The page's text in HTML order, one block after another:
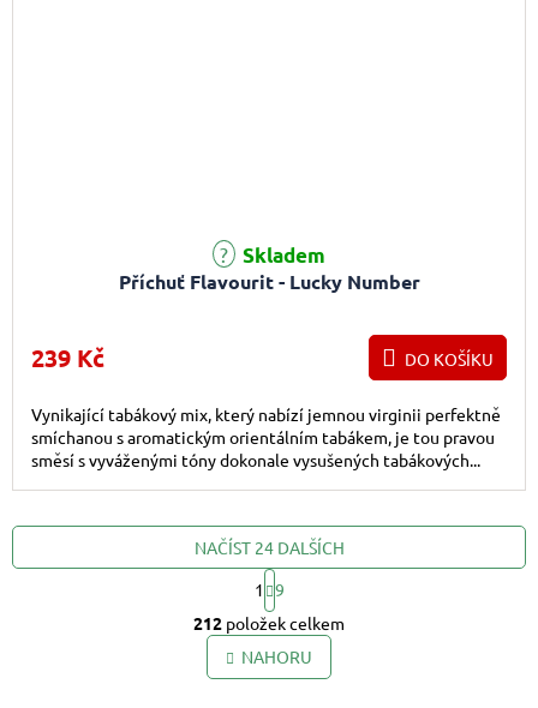
Příchuť Flavourit - Lucky Number
Skladem
239 Kč DO KOŠÍKU
Vynikající tabákový mix, který nabízí jemnou virginii perfektně
smíchanou s aromatickým orientálním tabákem, je tou pravou
směsí s vyváženými tóny dokonale vysušených tabákových...
Ovládací prvky
NAČÍST 24 DALŠÍCH
Stránkování
1
9
212 položek celkem
NAHORU